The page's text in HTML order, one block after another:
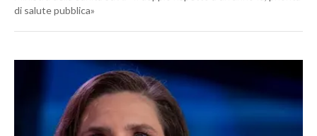
di salute pubblica»